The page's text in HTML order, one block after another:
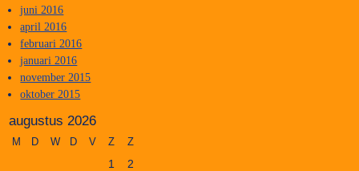
juni 2016
april 2016
februari 2016
januari 2016
november 2015
oktober 2015
augustus 2026
M D W D V Z Z
1
2